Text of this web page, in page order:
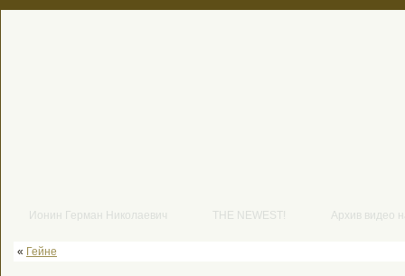
Ионин Герман Николаевич THE NEWEST! Архив видео
« Гейне